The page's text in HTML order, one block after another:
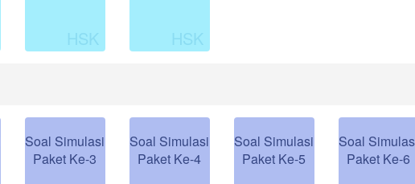
Soal Simulasi
Paket Ke-3
Soal Simulasi
Paket Ke-4
Soal Simulasi
Paket Ke-5
Soal
Paket Ke-6